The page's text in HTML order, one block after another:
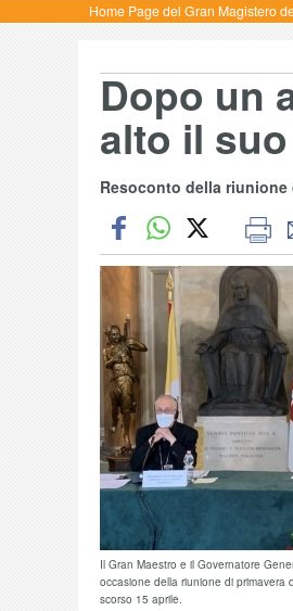
Home Page del Gran Magistero
Dopo un
alto il
Resoconto della riunione
Il Gran Maestro e il Governatore
occasione della riunione di primavera
scorso 15 aprile.